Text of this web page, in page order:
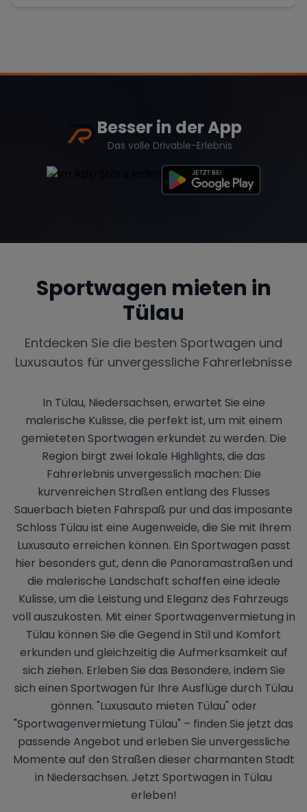
Besser in der App
Das volle Drivable-Erlebnis
Sportwagen mieten in
Tülau
Entdecken Sie die besten Sportwagen und
Luxusautos für unvergessliche Fahrerlebnisse
In Tülau, Niedersachsen, erwartet Sie eine
malerische Kulisse, die perfekt ist, um mit einem
gemieteten Sportwagen erkundet zu werden. Die
Region birgt zwei lokale Highlights, die das
Fahrerlebnis unvergesslich machen: Die
kurvenreichen Straßen entlang des Flusses
Sauerbach bieten Fahrspaß pur und das imposante
Schloss Tülau ist eine Augenweide, die Sie mit Ihrem
Luxusauto erreichen können. Ein Sportwagen passt
hier besonders gut, denn die Panoramastraßen und
die malerische Landschaft schaffen eine ideale
Kulisse, um die Leistung und Eleganz des Fahrzeugs
voll auszukosten. Mit einer Sportwagenvermietung in
Tülau können Sie die Gegend in Stil und Komfort
erkunden und gleichzeitig die Aufmerksamkeit auf
sich ziehen. Erleben Sie das Besondere, indem Sie
sich einen Sportwagen für Ihre Ausflüge durch Tülau
gönnen. "Luxusauto mieten Tülau" oder
"Sportwagenvermietung Tülau" – finden Sie jetzt das
passende Angebot und erleben Sie unvergessliche
Momente auf den Straßen dieser charmanten Stadt
in Niedersachsen. Jetzt Sportwagen in Tülau
erleben!